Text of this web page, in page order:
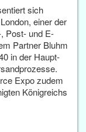
sich
einer der
Post- und E-
Partner Bluhm
in der Haupt­
Expo zudem
Königreichs